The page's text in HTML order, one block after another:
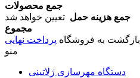
جمع محصولات
جمع هزینه حمل تعیین خواهد شد
مجموع
بازگشت به فروشگاه پرداخت نهایی
منو
دستگاه مهرسازی ژلاتینی